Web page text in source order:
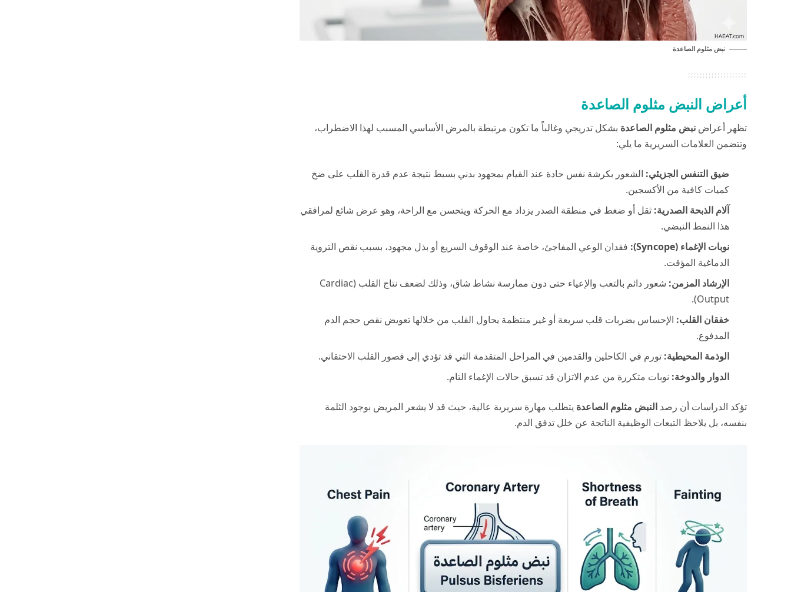
نبض مثلوم الصاعدة
أعراض النبض مثلوم الصاعدة
تظهر أعراضنبض مثلوم الصاعدة بشكل تدريجي وغالباً ما تكون مرتبطة بالمرض الأساسي المسبب لهذا الاضطراب،
وتتضمن العلامات السريرية ما يلي:
ضيق التنفس الجزيئي: الشعور بكرشة نفس حادة عند القيام بمجهود بدني بسيط نتيجة عدم قدرة القلب على ضخ
كميات كافية من الأكسجين.
آلام الذبحة الصدرية: ثقل أو ضغط في منطقة الصدر يزداد مع الحركة ويتحسن مع الراحة، وهو عرض شائع لمرافقي
هذا النمط النبضي.
نوبات الإغماء (Syncope):
فقدان الوعي المفاجئ، خاصة عند الوقوف السريع أو بذل مجهود، بسبب نقص التروية
الدماغية المؤقت.
الإرشاد المزمن:
شعور دائم بالتعب والإعياء حتى دون ممارسة نشاط شاق، وذلك لضعف نتاج القلب (Cardiac
Output).
خفقان القلب: الإحساس بضربات قلب سريعة أو غير منتظمة يحاول القلب من خلالها تعويض نقص حجم الدم
المدفوع.
الوذمة المحيطية: تورم في الكاحلين والقدمين في المراحل المتقدمة التي قد تؤدي إلى قصور القلب الاحتقاني.
الدوار والدوخة: نوبات متكررة من عدم الاتزان قد تسبق حالات الإغماء التام.
تؤكد الدراسات أن رصدالنبض مثلوم الصاعدة يتطلب مهارة سريرية عالية، حيث قد لا يشعر المريض بوجود الثلمة
بنفسه، بل يلاحظ التبعات الوظيفية الناتجة عن خلل تدفق الدم.